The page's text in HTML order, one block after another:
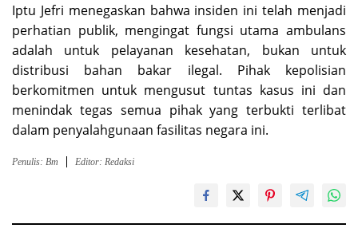
Iptu Jefri menegaskan bahwa insiden ini telah menjadi
perhatian publik, mengingat fungsi utama ambulans
adalah untuk pelayanan kesehatan, bukan untuk
distribusi bahan bakar ilegal. Pihak kepolisian
berkomitmen untuk mengusut tuntas kasus ini dan
menindak tegas semua pihak yang terbukti terlibat
dalam penyalahgunaan fasilitas negara ini.
Penulis: Bm Editor: Redaksi